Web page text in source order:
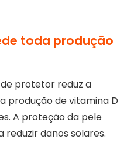
toda produção
protetor reduz a
produção de vitamina D
A proteção da pele
danos solares.